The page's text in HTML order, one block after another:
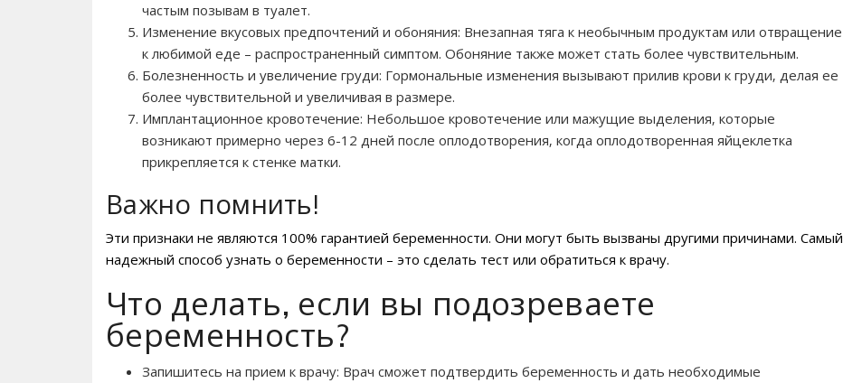
частым позывам в туалет.
Изменение вкусовых предпочтений и обоняния: Внезапная тяга к необычным продуктам или отвращение
к любимой еде – распространенный симптом. Обоняние также может стать более чувствительным.
Болезненность и увеличение груди: Гормональные изменения вызывают прилив крови к груди‚ делая ее
более чувствительной и увеличивая в размере.
Имплантационное кровотечение: Небольшое кровотечение или мажущие выделения‚ которые
возникают примерно через 6-12 дней после оплодотворения‚ когда оплодотворенная яйцеклетка
прикрепляется к стенке матки.
Важно помнить!
Эти признаки не являются 100% гарантией беременности. Они могут быть вызваны другими причинами. Самый
надежный способ узнать о беременности – это сделать тест или обратиться к врачу.
Что делать‚ если вы подозреваете
беременность?
Запишитесь на прием к врачу: Врач сможет подтвердить беременность и дать необходимые